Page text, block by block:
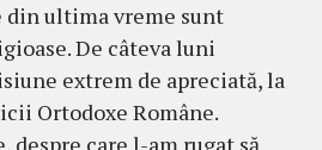
ultima vreme sunt
De câteva luni
extrem de apreciată, la
Ortodoxe Române.
despre care l-am rugat să